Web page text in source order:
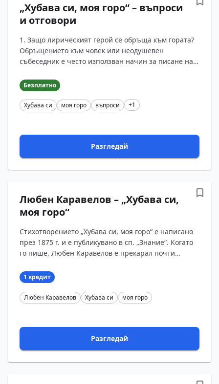
„Хубава си, моя горо“ – въпроси
и отговори
1. Защо лирическият герой се обръща към гората?
Обръщението към човек или неодушевен
събеседник е често използван начин за писане на
голяма непос...
Безплатно
Хубава си моя горо въпроси +1
Разгледай
Любен Каравелов – „Хубава си,
моя горо“
Стихотворението „Хубава си, моя горо“ е написано
през 1875 г. и е публикувано в сп. „Знание“. Когато
го пише, Любен Каравелов е прекарал почти
п?...
1 кредит
Любен Каравелов Хубава си моя горо
Разгледай